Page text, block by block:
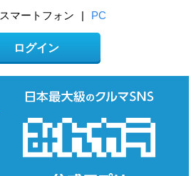
スマートフォン | PC
ログイン